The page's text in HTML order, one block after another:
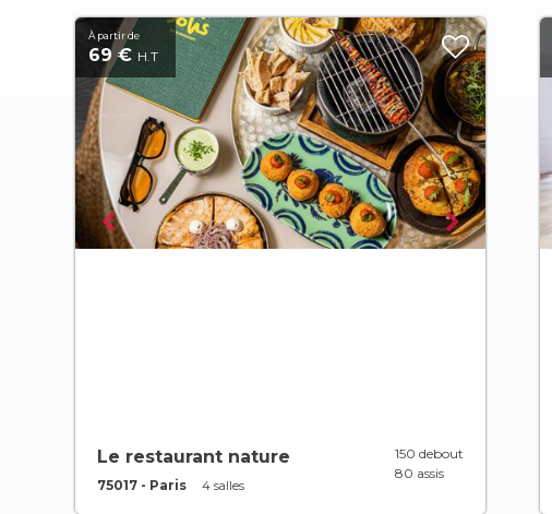
À partir de
69 € H.T
Le restaurant nature
75017 - Paris 4 salles
150 debout
80 assis